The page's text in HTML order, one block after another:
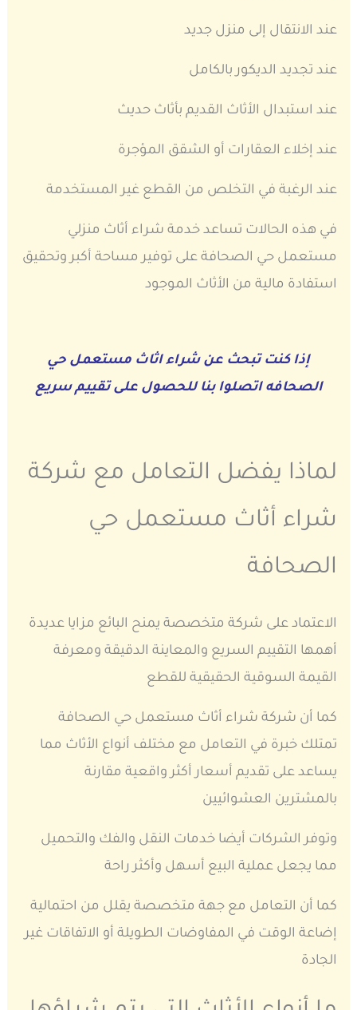
عند الانتقال إلى منزل جديد
عند تجديد الديكور بالكامل
عند استبدال الأثاث القديم بأثاث حديث
عند إخلاء العقارات أو الشقق المؤجرة
عند الرغبة في التخلص من القطع غير المستخدمة
في هذه الحالات تساعد خدمة شراء أثاث منزلي
مستعمل حي الصحافة على توفير مساحة أكبر وتحقيق
استفادة مالية من الأثاث الموجود
إذا كنت تبحث عن شراء اثاث مستعمل حي
الصحافه اتصلوا بنا للحصول على تقييم سريع
لماذا يفضل التعامل مع شركة
شراء أثاث مستعمل حي
الصحافة
الاعتماد على شركة متخصصة يمنح البائع مزايا عديدة
أهمها التقييم السريع والمعاينة الدقيقة ومعرفة
القيمة السوقية الحقيقية للقطع
كما أن شركة شراء أثاث مستعمل حي الصحافة
تمتلك خبرة في التعامل مع مختلف أنواع الأثاث مما
يساعد على تقديم أسعار أكثر واقعية مقارنة
بالمشترين العشوائيين
وتوفر الشركات أيضا خدمات النقل والفك والتحميل
مما يجعل عملية البيع أسهل وأكثر راحة
كما أن التعامل مع جهة متخصصة يقلل من احتمالية
إضاعة الوقت في المفاوضات الطويلة أو الاتفاقات غير
الجادة